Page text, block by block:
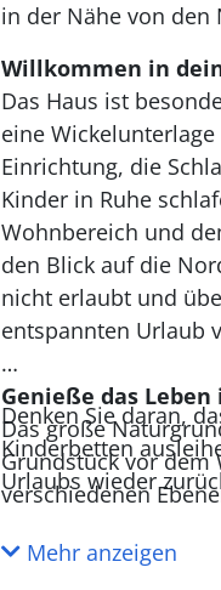
in der Nähe von den
Willkommen in
Das Haus ist
eine
Einrichtung, die
Kinder in Ruhe
Wohnbereich und
den Blick auf die
nicht erlaubt und
entspannten Urlaub
Genieße das
Das große
Grundstück vor dem Westwind. Die Holzterrasse, die um das ganze Haus verläuft, ist in
verschiedenen
Denken Sie daran,
Kinderbetten
Urlaubs wieder
Mehr anzeigen